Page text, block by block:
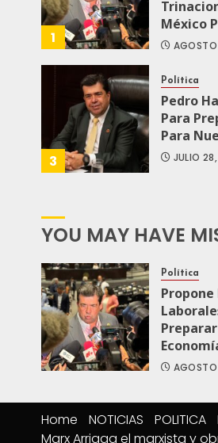
1
México
3
Política
Pedro
Para
Para
JULIO
YOU MAY HAVE
Política
Home NOTICIAS POLITICA
Marx Arriaga el marxista y